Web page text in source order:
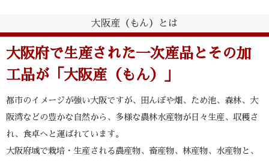
大阪産（もん）とは
大阪府で生産された一次産品とその加
工品が「大阪産（もん）」
都市のイメージが強い大阪ですが、田んぼや畑、ため池、森林、大
阪湾などの豊かな自然から、多様な農林水産物が日々生産、収穫さ
れ、食卓へと運ばれています。
大阪府域で栽培・生産される農産物、畜産物、林産物、水産物と、